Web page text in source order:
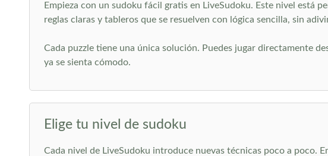
Empieza con un sudoku fácil gratis en LiveSudoku. Este nivel está
reglas claras y tableros que se resuelven con lógica sencilla, sin
Cada puzzle tiene una única solución. Puedes jugar directamente
ya se sienta cómodo.
Elige tu nivel de sudoku
Cada nivel de LiveSudoku introduce nuevas técnicas poco a poco.